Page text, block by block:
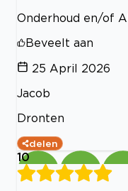
Onderhoud en/of
Beveelt aan
25 April 2026
Jacob
Dronten
delen
10